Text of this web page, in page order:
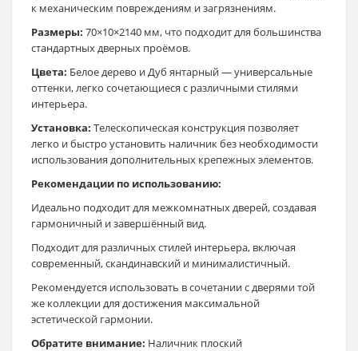
к механическим повреждениям и загрязнениям.
Размеры: 70×10×2140 мм, что подходит для большинства
стандартных дверных проёмов.
Цвета: Белое дерево и Дуб янтарный — универсальные
оттенки, легко сочетающиеся с различными стилями
интерьера.
Установка: Телескопическая конструкция позволяет
легко и быстро установить наличник без необходимости
использования дополнительных крепежных элементов.
Рекомендации по использованию:
Идеально подходит для межкомнатных дверей, создавая
гармоничный и завершённый вид.
Подходит для различных стилей интерьера, включая
современный, скандинавский и минималистичный.
Рекомендуется использовать в сочетании с дверями той
же коллекции для достижения максимальной
эстетической гармонии.
Обратите внимание: Наличник плоский